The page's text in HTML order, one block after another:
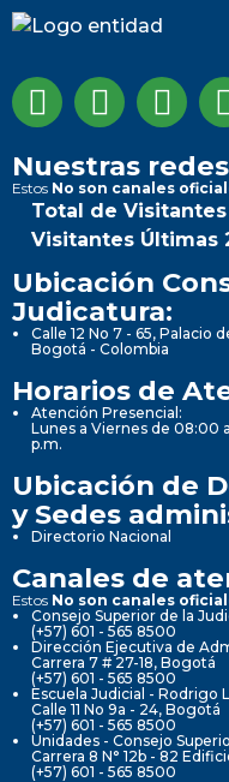
Nuestras
Estos No son canales
Total de Visitantes
Visitantes Últimas
Ubicación
Judicatura:
Calle 12 No 7 - 65, Palacio
Bogotá - Colombia
Horarios de
Atención Presencial:
Lunes a Viernes de 08:00
p.m.
Ubicación de
y Sedes
Directorio Nacional
Canales de
Estos No son canales
Consejo Superior de la
(+57) 601 - 565 8500
Dirección Ejecutiva de
Carrera 7 # 27-18, Bogotá
(+57) 601 - 565 8500
Escuela Judicial - Rodrigo
Calle 11 No 9a - 24, Bogotá
(+57) 601 - 565 8500
Unidades - Consejo
Carrera 8 N° 12b - 82
(+57) 601 - 565 8500